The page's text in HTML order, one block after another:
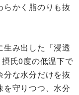
かく脂のりも抜
み出した「浸透
氏0度の低温下で
な水分だけを抜
を守りつつ、水分